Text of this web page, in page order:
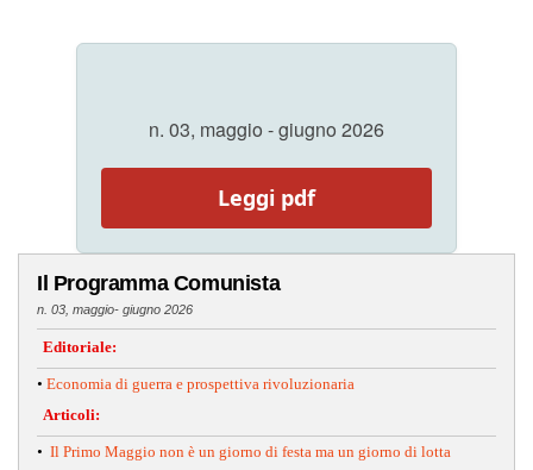
n. 03, maggio - giugno 2026
Leggi pdf
Il Programma Comunista
n. 03, maggio- giugno 2026
Editoriale:
• Economia di guerra e prospettiva rivoluzionaria
Articoli:
• Il Primo Maggio non è un giorno di festa ma un giorno di lotta